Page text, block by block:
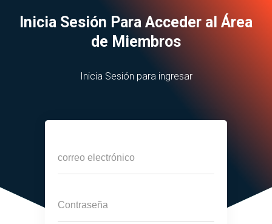
Inicia Sesión Para Acceder al Área
de Miembros
Inicia Sesión para ingresar